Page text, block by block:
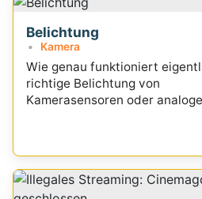
Belichtung
Kamera
Wie genau funktioniert
richtige Belichtung von
Kamerasensoren oder